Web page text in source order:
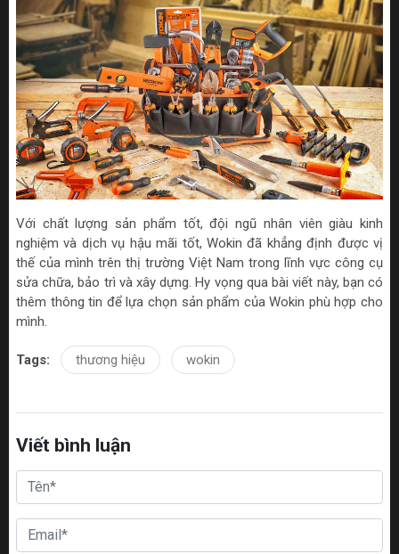
Với chất lượng sản phẩm tốt, đội ngũ nhân viên giàu kinh
nghiệm và dịch vụ hậu mãi tốt, Wokin đã khẳng định được vị
thế của mình trên thị trường Việt Nam trong lĩnh vực công cụ
sửa chữa, bảo trì và xây dựng. Hy vọng qua bài viết này, bạn có
thêm thông tin để lựa chọn sản phẩm của Wokin phù hợp cho
mình.
Tags: thương hiệu wokin
Viết bình luận